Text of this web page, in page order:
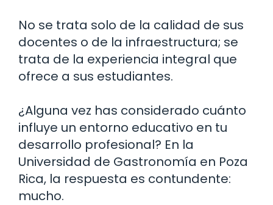
No se trata solo de la calidad de sus
docentes o de la infraestructura; se
trata de la experiencia integral que
ofrece a sus estudiantes.
¿Alguna vez has considerado cuánto
influye un entorno educativo en tu
desarrollo profesional? En la
Universidad de Gastronomía en Poza
Rica, la respuesta es contundente:
mucho.